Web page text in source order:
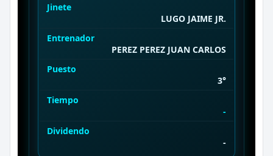
Jinete
LUGO JAIME JR.
Entrenador
PEREZ PEREZ JUAN CARLOS
Puesto
3°
Tiempo
-
Dividendo
-